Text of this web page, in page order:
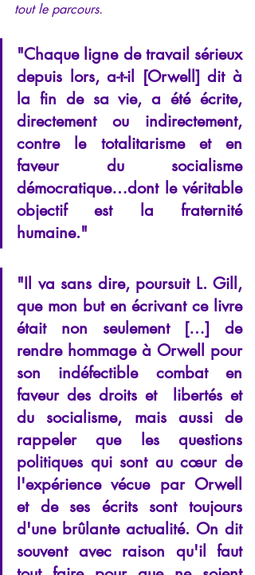
tout le parcours.
"Chaque ligne de travail sérieux
depuis lors, a-t-il [Orwell] dit à
la fin de sa vie, a été écrite,
directement ou indirectement,
contre le totalitarisme et en
faveur du socialisme
démocratique…dont le véritable
objectif est la fraternité
humaine."
"Il va sans dire, poursuit L. Gill,
que mon but en écrivant ce livre
était non seulement […] de
rendre hommage à Orwell pour
son indéfectible combat en
faveur des droits et  libertés et
du socialisme, mais aussi de
rappeler que les questions
politiques qui sont au cœur de
l'expérience vécue par Orwell
et de ses écrits sont toujours
d'une brûlante actualité. On dit
souvent avec raison qu'il faut